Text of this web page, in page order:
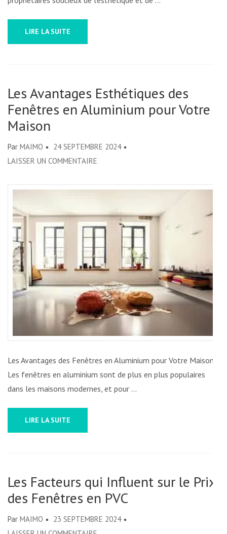
LIRE LA SUITE
Les Avantages Esthétiques des
Fenêtres en Aluminium pour Votre
Maison
Par MAIMO
24 SEPTEMBRE 2024
LAISSER UN COMMENTAIRE
AVANTAGES
DES
FENÊTRES
EN
ALUMINIUM
POUR
VOTRE
MAISON
Les Avantages des Fenêtres en Aluminium pour Votre Maison
Les fenêtres en aluminium sont de plus en plus populaires
dans les maisons modernes, et pour …
LIRE LA SUITE
Les Facteurs qui Influent sur le Prix
des Fenêtres en PVC
Par MAIMO
23 SEPTEMBRE 2024